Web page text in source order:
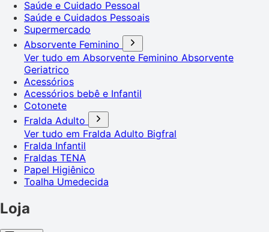
Saúde e Cuidado Pessoal
Saúde e Cuidados Pessoais
Supermercado
Absorvente Feminino
Ver tudo em Absorvente Feminino Absorvente
Geriatrico
Acessórios
Acessórios bebê e Infantil
Cotonete
Fralda Adulto
Ver tudo em Fralda Adulto Bigfral
Fralda Infantil
Fraldas TENA
Papel Higiênico
Toalha Umedecida
Loja